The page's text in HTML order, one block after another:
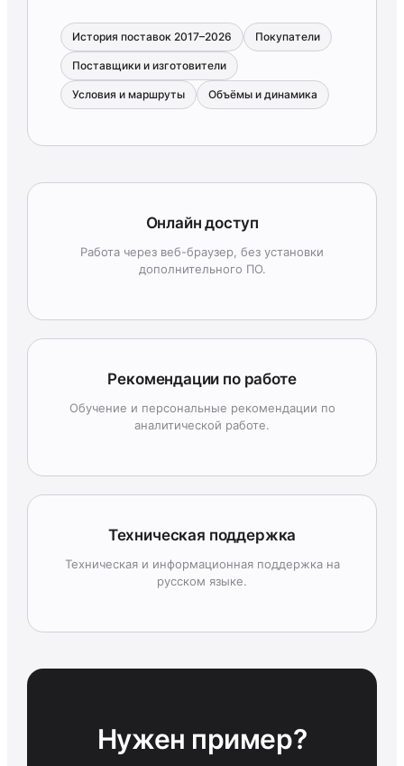
История поставок 2017–2026 Покупатели
Поставщики и изготовители
Условия и маршруты Объёмы и динамика
Онлайн доступ
Работа через веб-браузер, без установки
дополнительного ПО.
Рекомендации по работе
Обучение и персональные рекомендации по
аналитической работе.
Техническая поддержка
Техническая и информационная поддержка на
русском языке.
Нужен пример?